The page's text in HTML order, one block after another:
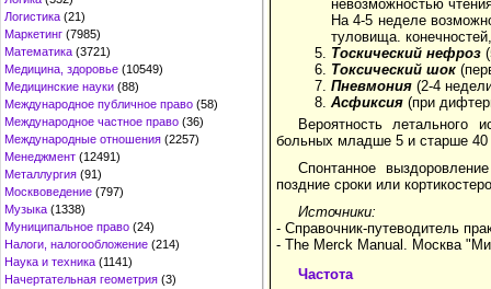
Логистика (21)
Маркетинг (7985)
Математика (3721)
Медицина, здоровье (10549)
Медицинские науки (88)
Международное публичное право (58)
Международное частное право (36)
Международные отношения (2257)
Менеджмент (12491)
Металлургия (91)
Москвоведение (797)
Музыка (1338)
Муниципальное право (24)
Налоги, налогообложение (214)
Наука и техника (1141)
Начертательная геометрия (3)
невозможностью
На 4-5 неделе
туловища.
Тоскический нефроз
Токсический шок
Пневмония (2-4
Асфиксия (при
Вероятность летального
больных младше 5 и старше 40
Спонтанное
поздние сроки или
Источники:
- Справочник-путеводитель
- The Merck Manual. Москва
Частота